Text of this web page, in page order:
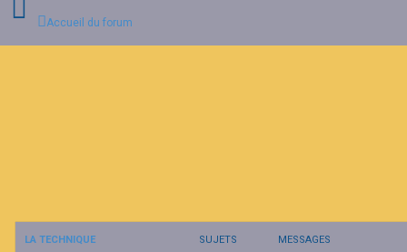
Accueil du forum
LA TECHNIQUE SUJETS MESSAGES